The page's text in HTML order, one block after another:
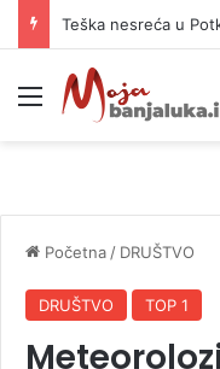
Teška nesreća u
Meni
Početna / DRUŠTVO
DRUŠTVO TOP 1